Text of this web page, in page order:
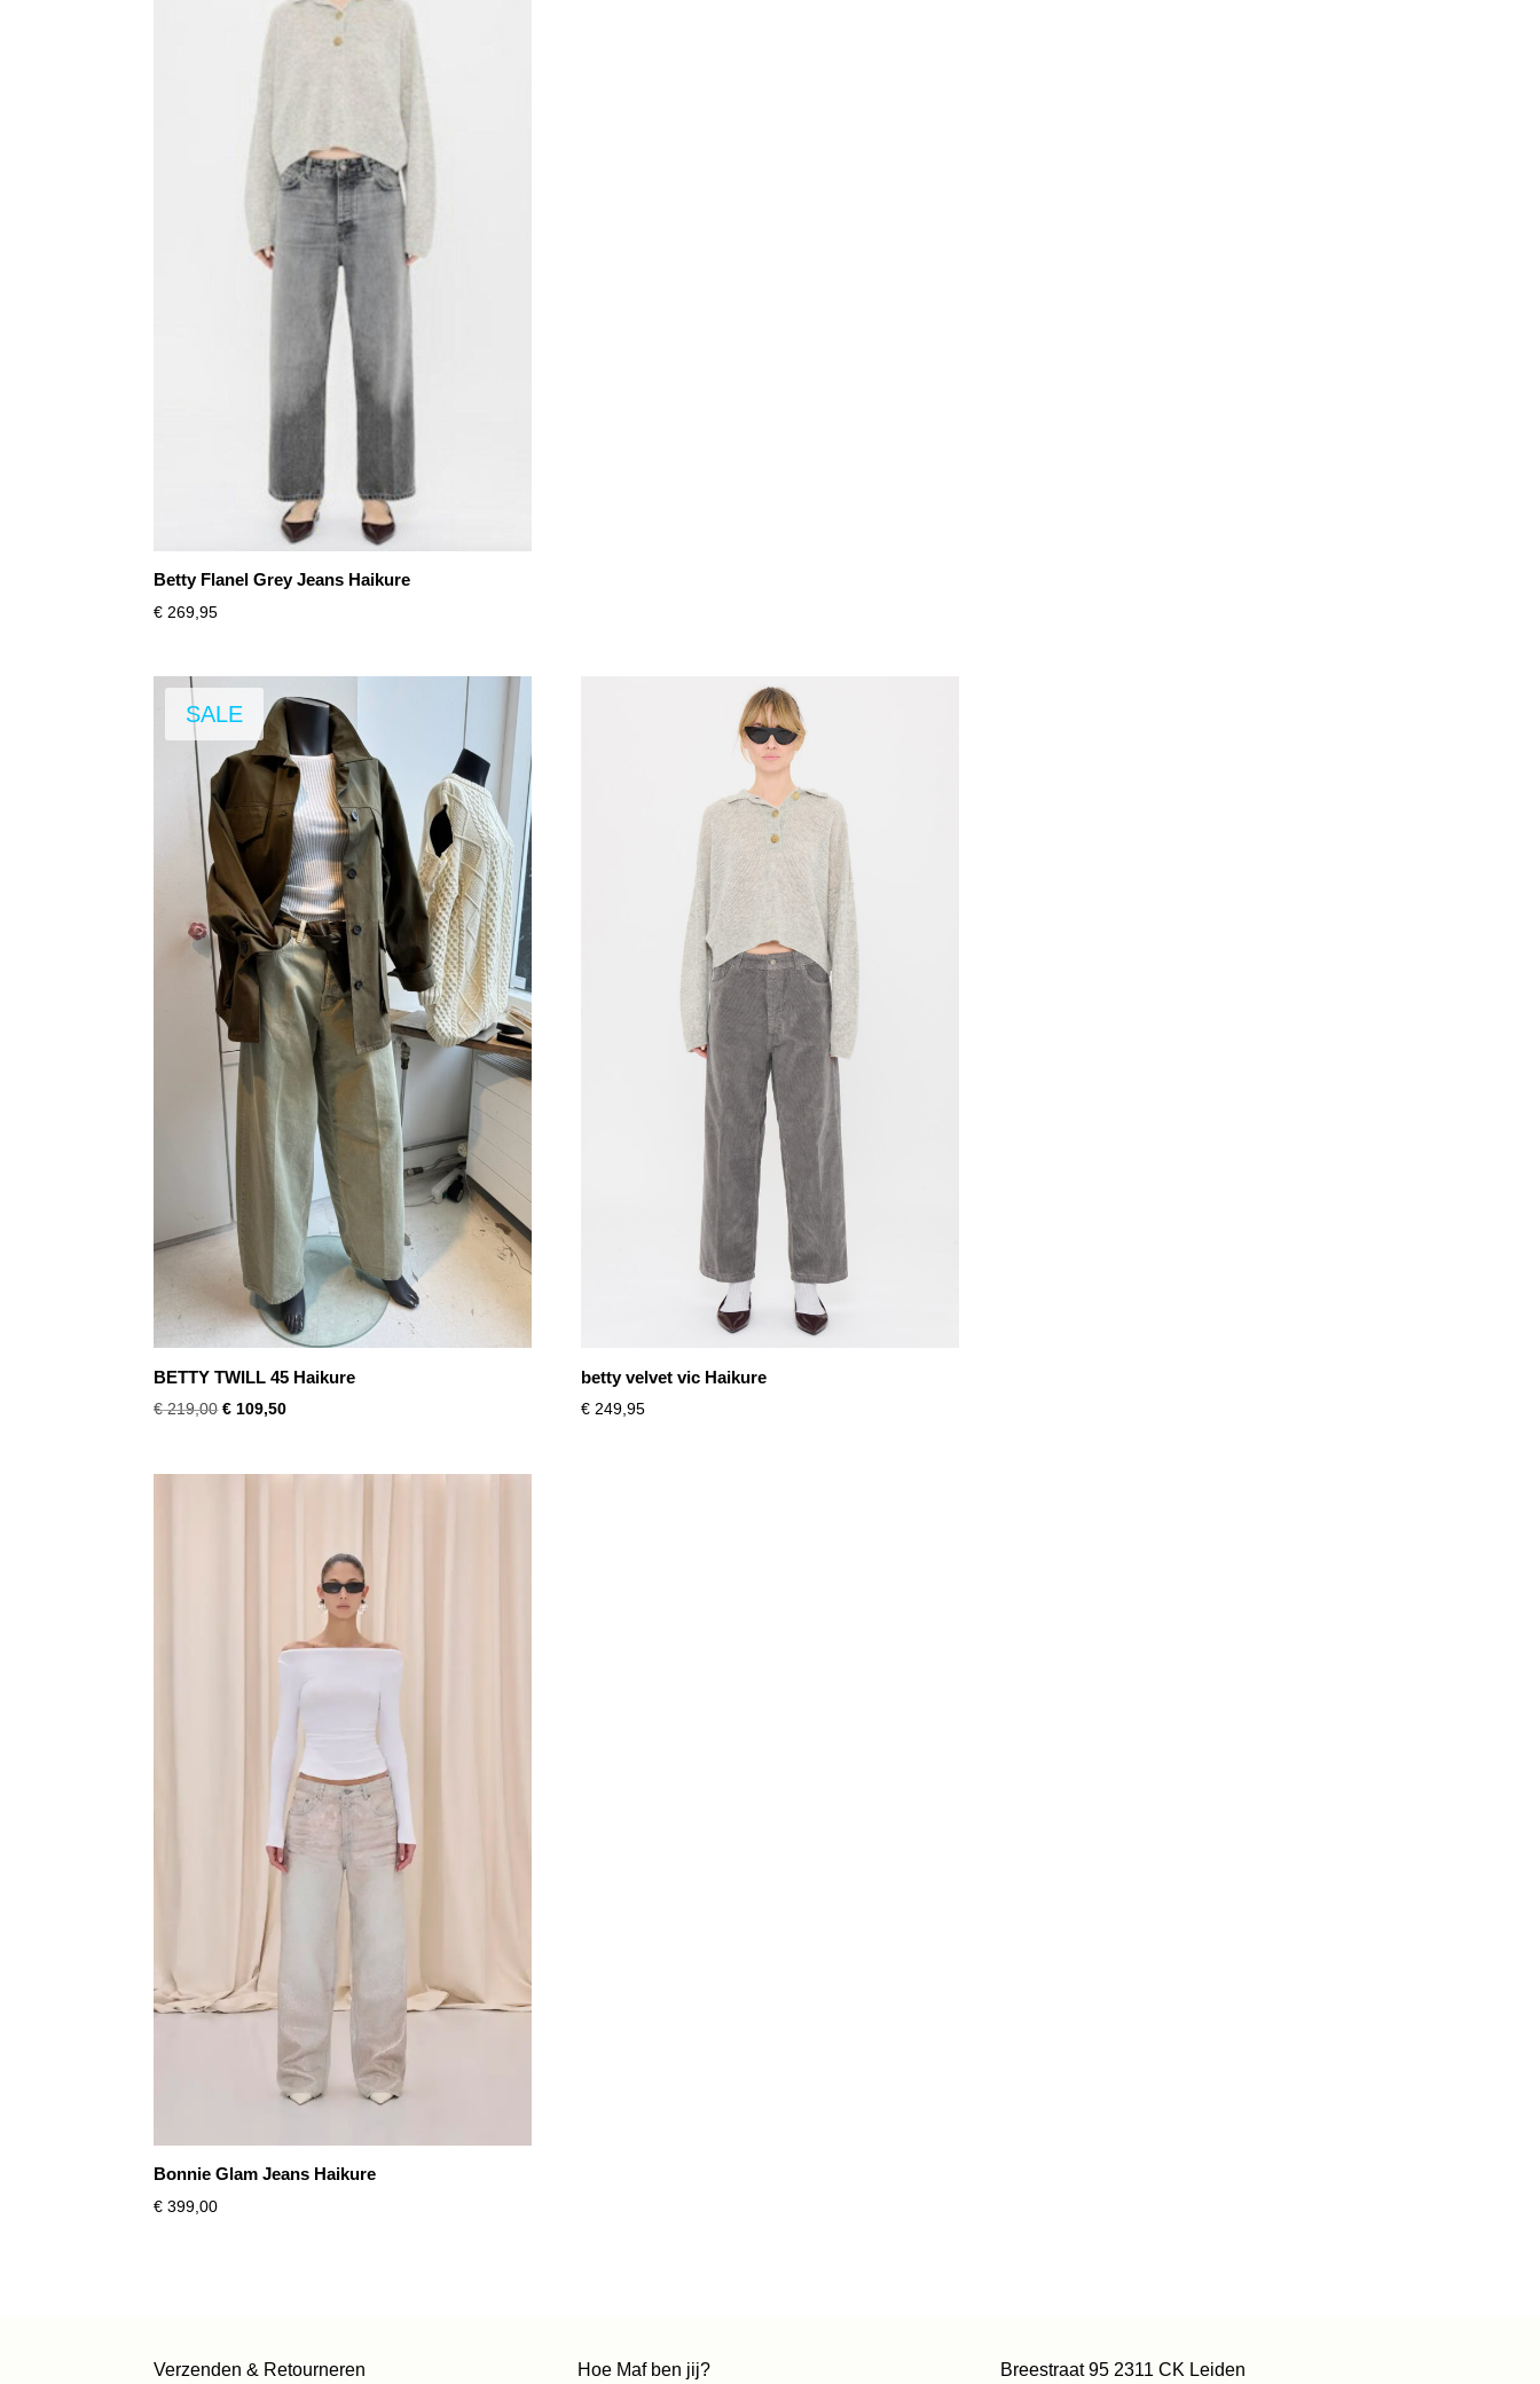
Betty Flanel Grey Jeans Haikure
€ 269,95
SALE
BETTY TWILL 45 Haikure
€219,00 Oorspronkelijke
€ 109,50Huidige
betty velvet vic Haikure
€ 249,95
Bonnie Glam Jeans Haikure
€ 399,00
Verzenden & Retourneren Hoe Maf ben jij? Breestraat 95 2311 CK Leiden